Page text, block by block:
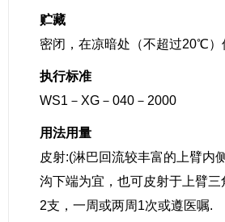
贮藏
密闭，在凉暗处（不超过20℃）
执行标准
WS1－XG－040－2000
用法用量
皮射:(淋巴回流较丰富的上臂内
沟下端为宜，也可皮射于上臂三
2支，一周或两周1次或遵医嘱.